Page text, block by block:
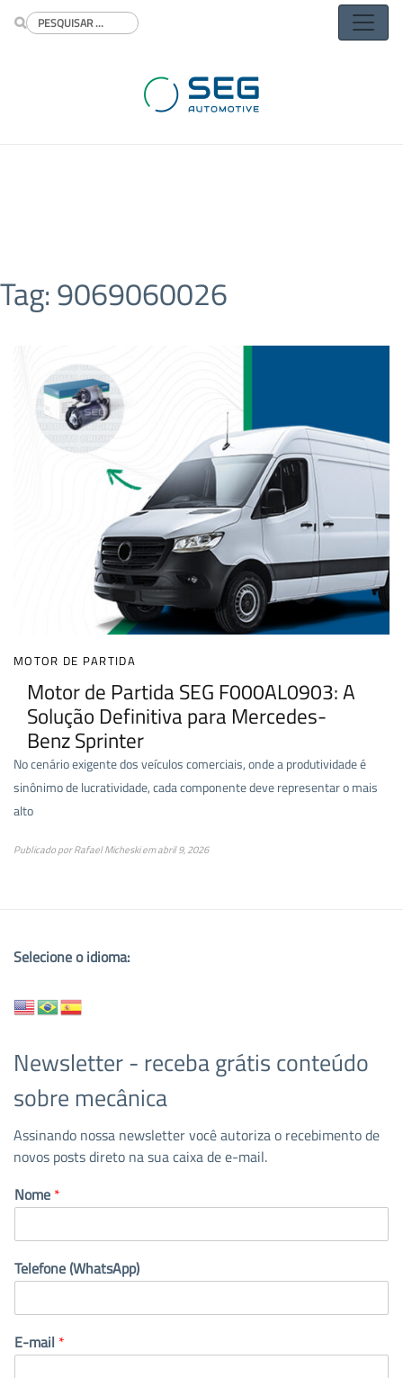
Tag:9069060026
MOTOR DE PARTIDA
Motor de Partida SEG F000AL0903: A
Solução Definitiva para Mercedes-
Benz Sprinter
No cenário exigente dos veículos comerciais, onde a produtividade é
sinônimo de lucratividade, cada componente deve representar o mais
alto
Publicado porRafael Micheskiemabril 9, 2026
Selecione o idioma:
Newsletter - receba grátis conteúdo
sobre mecânica
Assinando nossa newsletter você autoriza o recebimento de
novos posts direto na sua caixa de e-mail.
Nome *
Telefone (WhatsApp)
E-mail *